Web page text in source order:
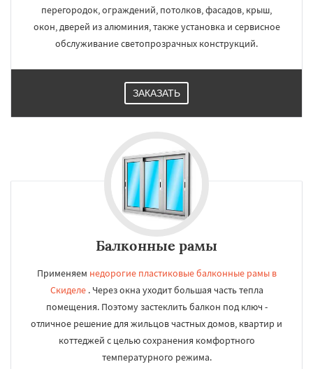
перегородок, ограждений, потолков, фасадов, крыш,
окон, дверей из алюминия, также установка и сервисное
обслуживание светопрозрачных конструкций.
ЗАКАЗАТЬ
Балконные рамы
Применяем недорогие пластиковые балконные рамы в
Скиделе. Через окна уходит большая часть тепла
помещения. Поэтому застеклить балкон под ключ -
отличное решение для жильцов частных домов, квартир и
коттеджей с целью сохранения комфортного
температурного режима.